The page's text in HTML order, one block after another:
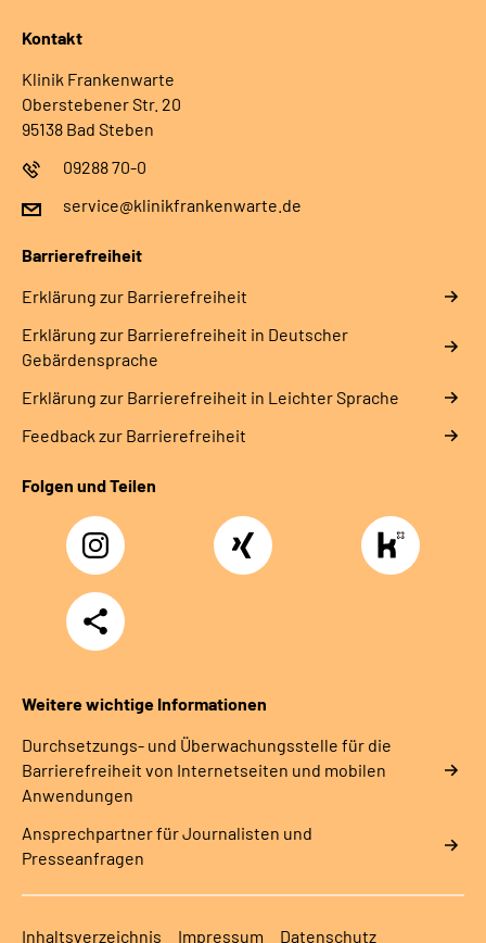
Kontakt
Klinik Frankenwarte
Oberstebener Str. 20
95138 Bad Steben
09288 70-0
service@klinikfrankenwarte.de
Barrierefreiheit
Erklärung zur Barrierefreiheit
Erklärung zur Barrierefreiheit in Deutscher
Gebärdensprache
Erklärung zur Barrierefreiheit in Leichter Sprache
Feedback zur Barrierefreiheit
Folgen und Teilen
Instagram Xing
https://
rentenversicherung-
nordbayern6
Teilen
Weitere wichtige Informationen
Durchsetzungs- und Überwachungsstelle für die
Barrierefreiheit von Internetseiten und mobilen
Anwendungen
Ansprechpartner für Journalisten und
Presseanfragen
Inhaltsverzeichnis Impressum Datenschutz